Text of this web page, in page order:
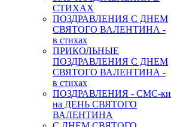
СТИХАХ
ПОЗДРАВЛЕНИЯ С ДНЕМ
СВЯТОГО ВАЛЕНТИНА -
в стихах
ПРИКОЛЬНЫЕ
ПОЗДРАВЛЕНИЯ С ДНЕМ
СВЯТОГО ВАЛЕНТИНА -
в стихах
ПОЗДРАВЛЕНИЯ - СМС-ки
на ДЕНЬ СВЯТОГО
ВАЛЕНТИНА